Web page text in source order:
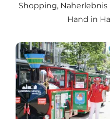
Shopping,
Hand in
Handelsbyen Hjørring